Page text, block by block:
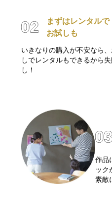
まずはレンタルで
お試しも
いきなりの購入が不安なら
しでレンタルもできるから
し！
作品
ック
素敵